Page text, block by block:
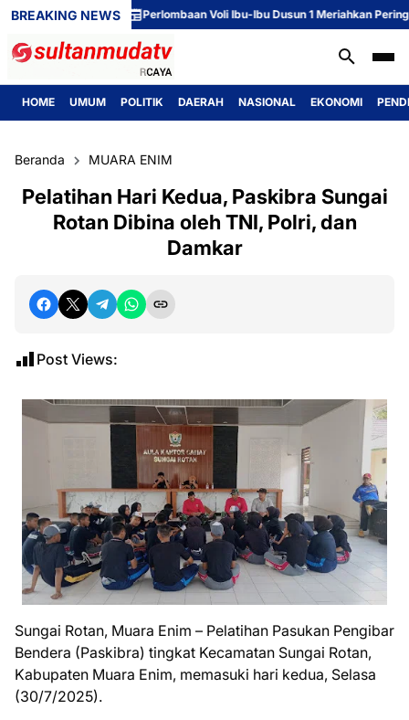
BREAKING NEWSPerlombaan Voli Ibu-Ibu Dusun 1 Meriahkan Peringatan
HOME UMUM POLITIK DAERAH NASIONAL EKONOMI
Beranda MUARA ENIM
Pelatihan Hari Kedua, Paskibra Sungai
Rotan Dibina oleh TNI, Polri, dan
Damkar
Post Views:
Sungai Rotan, Muara Enim – Pelatihan Pasukan Pengibar
Bendera (Paskibra) tingkat Kecamatan Sungai Rotan,
Kabupaten Muara Enim, memasuki hari kedua, Selasa
(30/7/2025).